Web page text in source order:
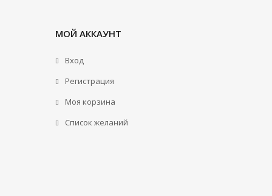
МОЙ АККАУНТ
Вход
Регистрация
Моя корзина
Cписок желаний